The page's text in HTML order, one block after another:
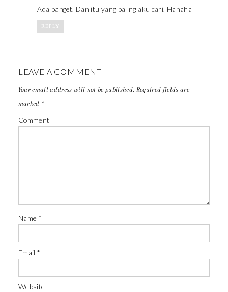
Ada banget. Dan itu yang paling aku cari. Hahaha
REPLY
LEAVE A COMMENT
Your email address will not be published. Required fields are
marked *
Comment
Name *
Email*
Website